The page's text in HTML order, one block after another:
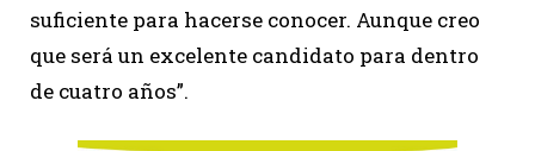
suficiente para hacerse conocer. Aunque creo
que será un excelente candidato para dentro
de cuatro años”.